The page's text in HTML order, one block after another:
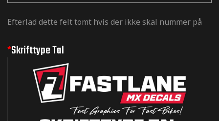
Efterlad dette felt tomt hvis der ikke skal nummer på
*Skrifttype Tal
og